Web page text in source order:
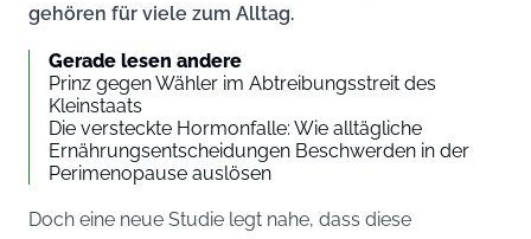
gehören für viele zum Alltag.
Gerade lesen andere
Prinz gegen Wähler im Abtreibungsstreit des
Kleinstaats
Die versteckte Hormonfalle: Wie alltägliche
Ernährungsentscheidungen Beschwerden in der
Perimenopause auslösen
Doch eine neue Studie legt nahe, dass diese